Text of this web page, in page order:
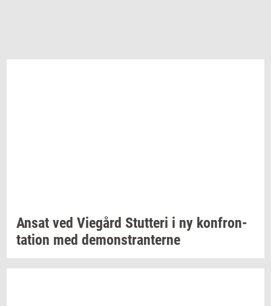
Ansat ved Vie­gård Stut­te­ri i ny kon­fron­
ta­tion med de­mon­stran­ter­ne